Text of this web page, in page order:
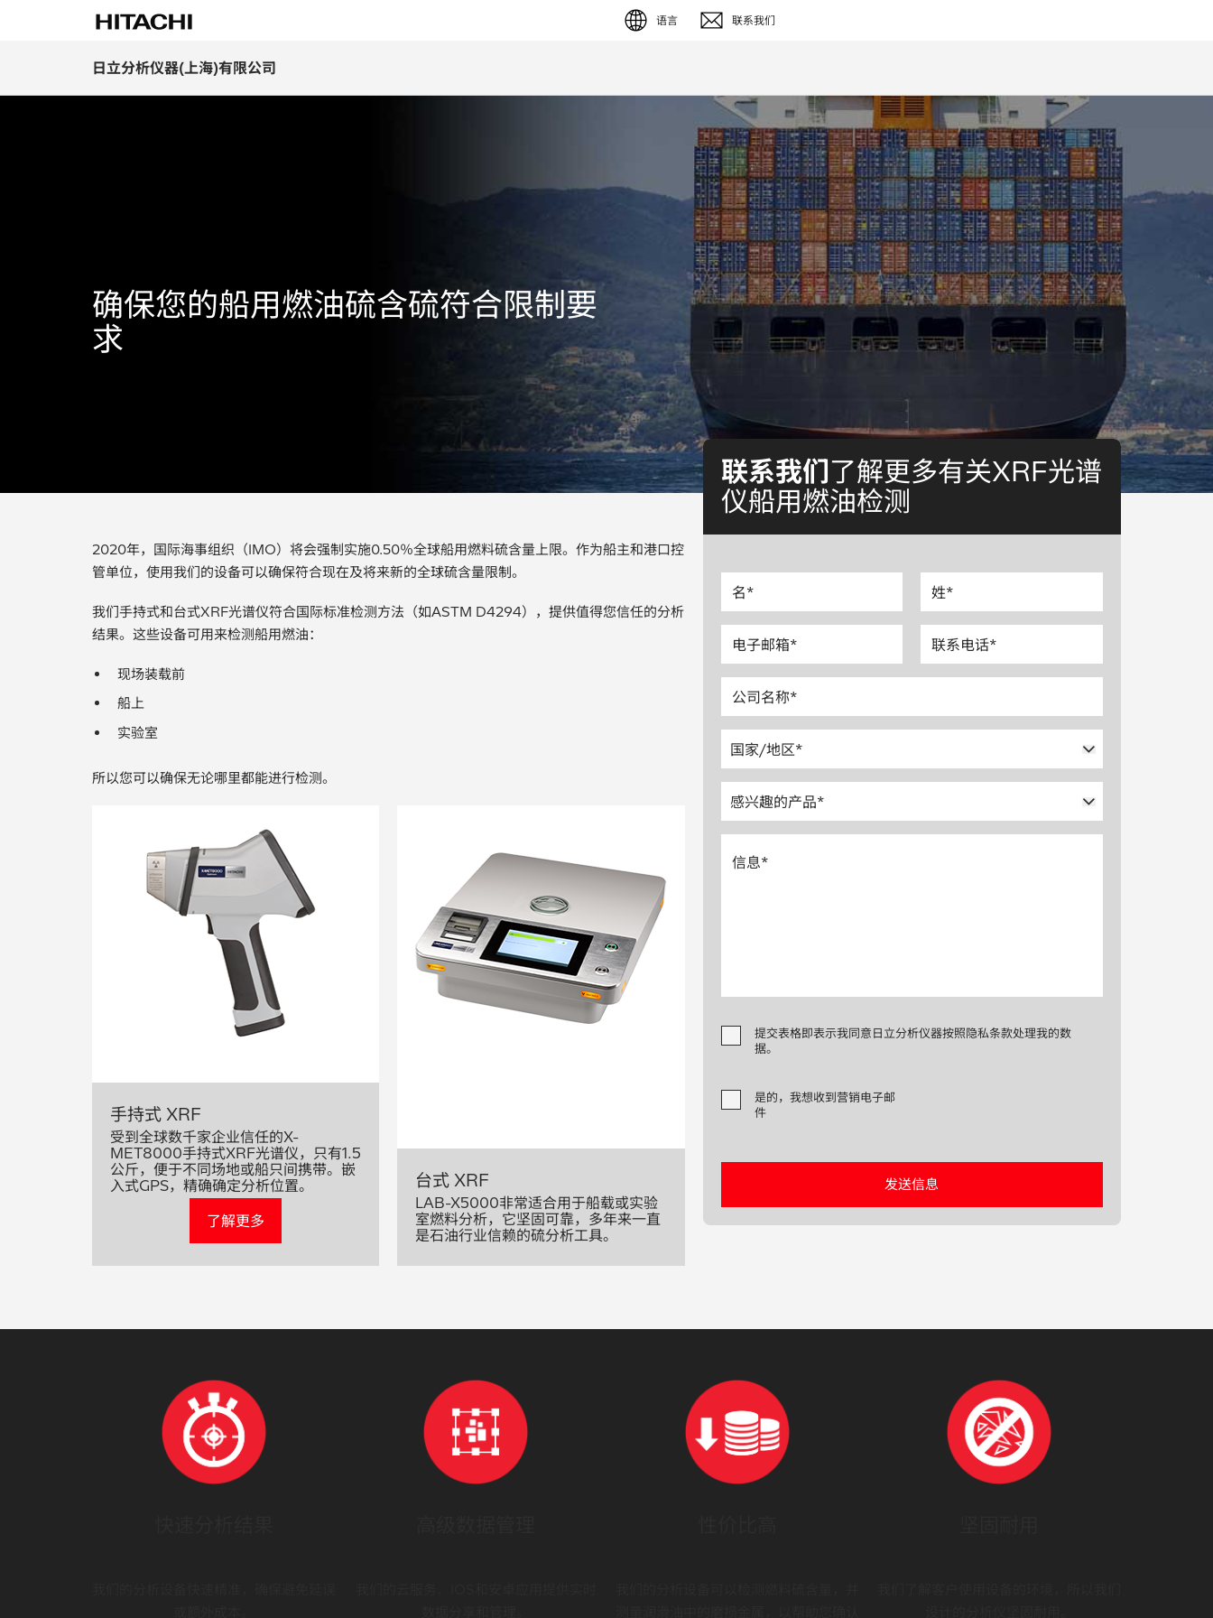
语言
Deutsch (DE)
簡体字 (ZH)
日本語 (JP)
联系我们
日立分析仪器(上海)有限公司
确保您的船用燃油硫含硫符合限制要
求
2020年，国际海事组织（IMO）将会强制实施0.50％全球船用燃料硫含量上限。作为船主和港口控
管单位，使用我们的设备可以确保符合现在及将来新的全球硫含量限制。
我们手持式和台式XRF光谱仪符合国际标准检测方法（如ASTM D4294），提供值得您信任的分析
结果。这些设备可用来检测船用燃油：
现场装载前
船上
实验室
所以您可以确保无论哪里都能进行检测。
手持式 XRF
受到全球数千家企业信任的X-
MET8000手持式XRF光谱仪，只有1.5
公斤，便于不同场地或船只间携带。嵌
入式GPS，精确确定分析位置。
了解更多
台式 XRF
LAB-X5000非常适合用于船载或实验
室燃料分析，它坚固可靠，多年来一直
是石油行业信赖的硫分析工具。
联系我们了解更多有关XRF光谱
仪船用燃油检测
提交表格即表示我同意日立分析仪器按照隐私条款处理我的数
据。
是的，我想收到营销电子邮
件